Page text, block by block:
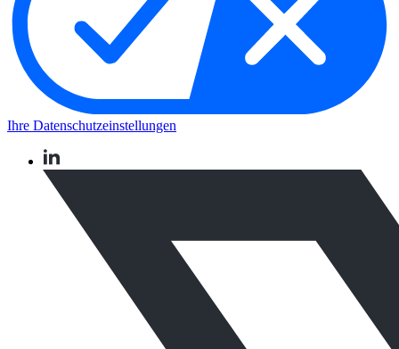
Ihre Datenschutzeinstellungen